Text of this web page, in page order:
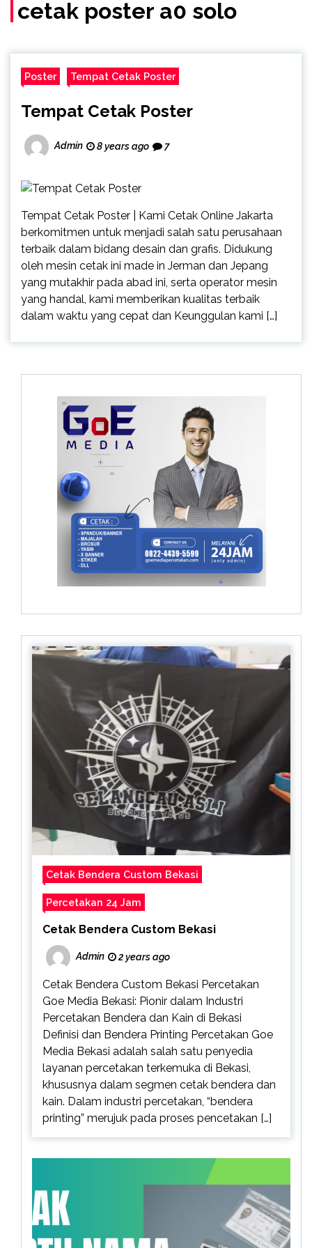
cetak poster a0 solo
Poster Tempat Cetak Poster
Tempat Cetak Poster
Admin 8 years ago 7
Tempat Cetak Poster | Kami Cetak Online Jakarta
berkomitmen untuk menjadi salah satu perusahaan
terbaik dalam bidang desain dan grafis. Didukung
oleh mesin cetak ini made in Jerman dan Jepang
yang mutakhir pada abad ini, serta operator mesin
yang handal, kami memberikan kualitas terbaik
dalam waktu yang cepat dan Keunggulan kami […]
Cetak Bendera Custom Bekasi
Percetakan 24 Jam
Cetak Bendera Custom Bekasi
Admin 2 years ago
Cetak Bendera Custom Bekasi Percetakan
Goe Media Bekasi: Pionir dalam Industri
Percetakan Bendera dan Kain di Bekasi
Definisi dan Bendera Printing Percetakan Goe
Media Bekasi adalah salah satu penyedia
layanan percetakan terkemuka di Bekasi,
khususnya dalam segmen cetak bendera dan
kain. Dalam industri percetakan, “bendera
printing” merujuk pada proses pencetakan […]